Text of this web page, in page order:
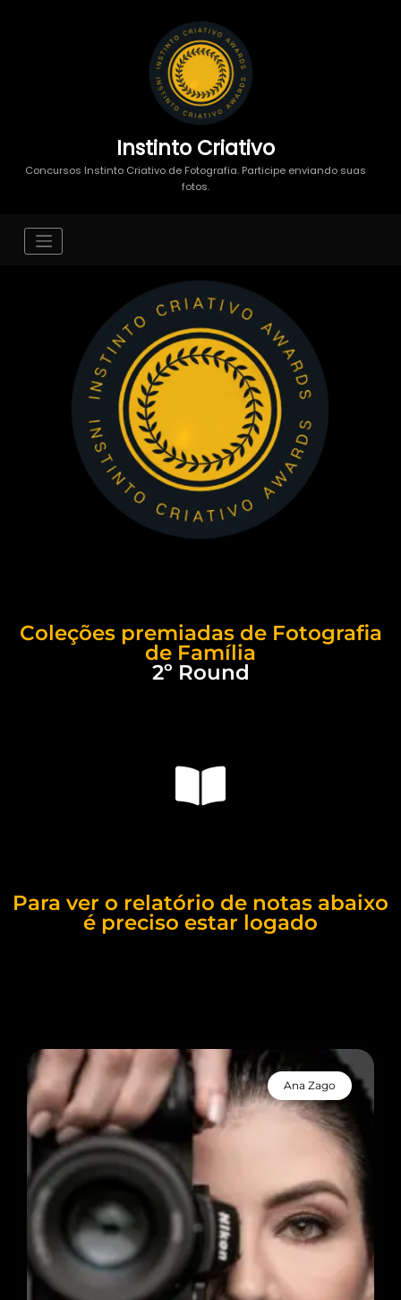
Instinto Criativo
Concursos Instinto Criativo de Fotografia. Participe enviando suas
fotos.
Coleções premiadas de Fotografia
de Família
2º Round
Para ver o relatório de notas abaixo
é preciso estar logado
Ana Zago